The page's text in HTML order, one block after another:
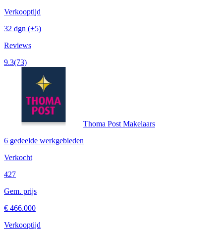
Verkooptijd
32 dgn (+5)
Reviews
9.3(73)
Thoma Post Makelaars
6 gedeelde werkgebieden
Verkocht
427
Gem. prijs
€ 466.000
Verkooptijd